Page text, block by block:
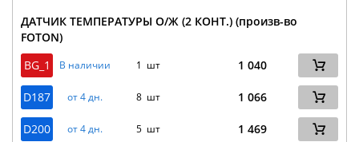
ДАТЧИК ТЕМПЕРАТУРЫ О/Ж (2 КОНТ.) (произв-во
FOTON)
BG_1
В наличии 1 шт 1 040
D187 от 4 дн. 8 шт 1 066
D200 от 4 дн. 5 шт 1 469